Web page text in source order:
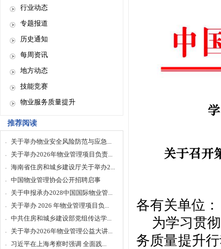
行业动态
专题报道
历史通知
每周资讯
地方动态
技能竞赛
物业服务质量提升
推荐阅读
关于举办物业安全风险防范与应急...
关于举办2026年物业管理项目负责...
海南省住房和城乡建设厅关于举办2...
中国物业管理协会公开招聘启事
关于申报承办2028中国国际物业管...
关于举办 2026 年物业管理项目负...
中共住房和城乡建设部党组传达学...
关于举办2026年物业管理公益大讲...
习近平在上海考察时强调 全面践...
各有关单位：
为学习贯
务质量提升